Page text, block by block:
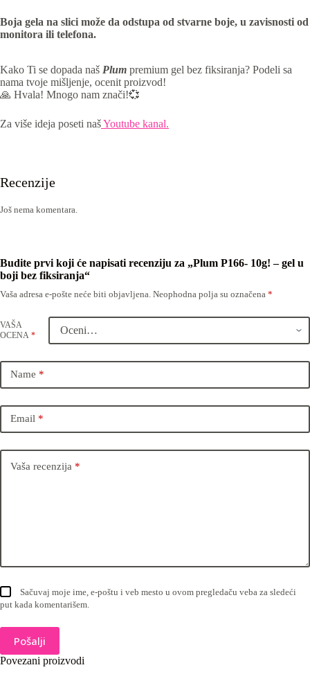
Boja gela na slici može da odstupa od stvarne boje, u zavisnosti od
monitora ili telefona.
Kako Ti se dopada naš Plum premium gel bez fiksiranja? Podeli sa
nama tvoje mišljenje, ocenit proizvod!
🙏 Hvala! Mnogo nam znači!💞
Za više ideja poseti našYoutube kanal.
Recenzije
Još nema komentara.
Budite prvi koji će napisati recenziju za „Plum P166- 10g! – gel u
boji bez fiksiranja“
Vaša adresa e-pošte neće biti objavljena. Neophodna polja su označena *
VAŠA
OCENA *
Name *
Email *
Vaša recenzija *
Sačuvaj moje ime, e-poštu i veb mesto u ovom pregledaču veba za sledeći
put kada komentarišem.
Pošalji
Povezani proizvodi